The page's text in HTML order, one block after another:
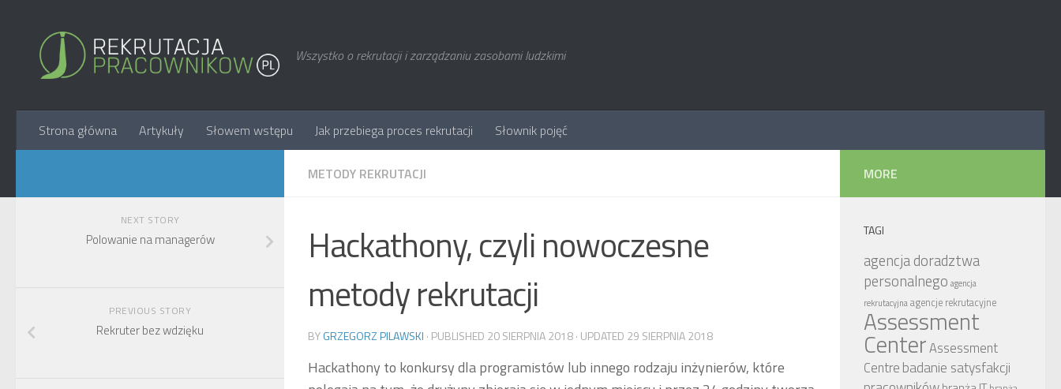
Wszystko o rekrutacji i zarządzaniu zasobami ludzkimi
Strona główna Artykuły Słowem wstępu Jak przebiega proces rekrutacji Słownik pojęć
METODY REKRUTACJI
Hackathony, czyli nowoczesne
metody rekrutacji
BYGRZEGORZ PILAWSKI · PUBLISHED 20 SIERPNIA 2018· UPDATED 29 SIERPNIA 2018
Hackathony to konkursy dla programistów lub innego rodzaju inżynierów, które
NEXT STORY
Polowanie na managerów
PREVIOUS STORY
Rekruter bez wdzięku
MORE
TAGI
agencja doradztwa
personalnego agencja
rekrutacyjnaagencje rekrutacyjne
Assessment
CenterAssessment
Centre badanie satysfakcji